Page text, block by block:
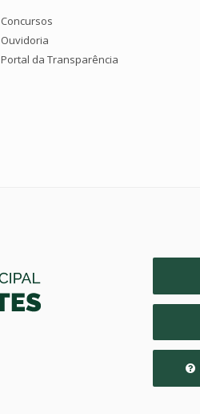
Concursos
Ouvidoria
Portal da Transparência